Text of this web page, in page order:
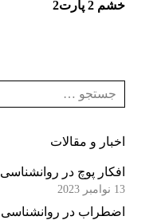
خشم 2 پارت2
اخبار و مقالات
افکار پوچ در روانشناسی
اضطراب در روانشناسی